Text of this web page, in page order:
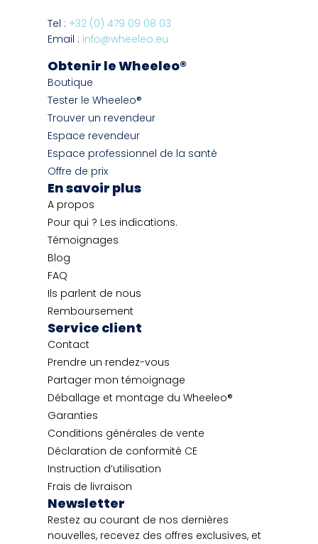
Tel : +32 (0) 479 09 08 03
Email : info@wheeleo.eu
Obtenir le Wheeleo®
Boutique
Tester le Wheeleo®
Trouver un revendeur
Espace revendeur
Espace professionnel de la santé
Offre de prix
En savoir plus
A propos
Pour qui ? Les indications.
Témoignages
Blog
FAQ
Ils parlent de nous
Remboursement
Service client
Contact
Prendre un rendez-vous
Partager mon témoignage
Déballage et montage du Wheeleo®
Garanties
Conditions générales de vente
Déclaration de conformité CE
Instruction d’utilisation
Frais de livraison
Newsletter
Restez au courant de nos dernières
nouvelles, recevez des offres exclusives, et